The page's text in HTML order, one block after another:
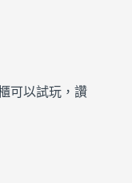
塊零件掉了，小丸